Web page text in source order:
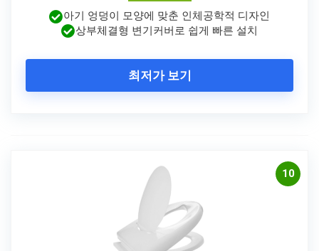
아기 엉덩이 모양에 맞춘 인체공학적 디자인
상부체결형 변기커버로 쉽게 빠른 설치
최저가 보기
10